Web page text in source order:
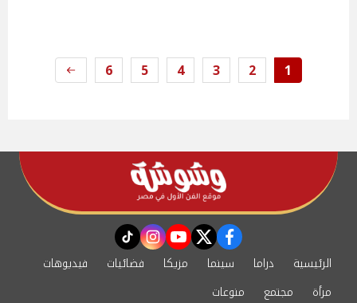
1
2
3
4
5
6
facebook
twitter
youtube
instagram
tiktok
الرئيسية دراما سينما مزيكا فضائيات
فيديوهات
مرأة
مجتمع منوعات